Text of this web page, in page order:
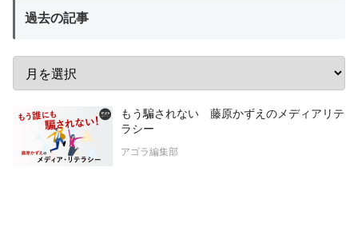
過去の記事
もう騙されない 藤原かずえのメディアリテ
ラシー
アゴラ編集部